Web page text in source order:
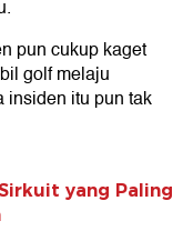
pun cukup kaget
golf melaju
insiden itu pun tak
yang Paling